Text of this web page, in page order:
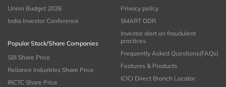
Union Budget 2026
India Investor Conference
Popular Stock/Share Companies
SBI Share Price
Reliance Industries Share Price
IRCTC Share Price
Privacy policy
SMART ODR
Investor alert on fraudulent
practices
Frequently Asked Questions(FAQs)
Features & Products
ICICI Direct Branch Locator